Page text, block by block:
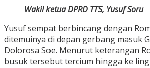
Wakil ketua DPRD TTS, Yusuf Soru
Yusuf sempat berbincang dengan
ditemuinya di depan gerbang masuk
Dolorosa Soe. Menurut keterangan
busuk tersebut tercium hingga ke